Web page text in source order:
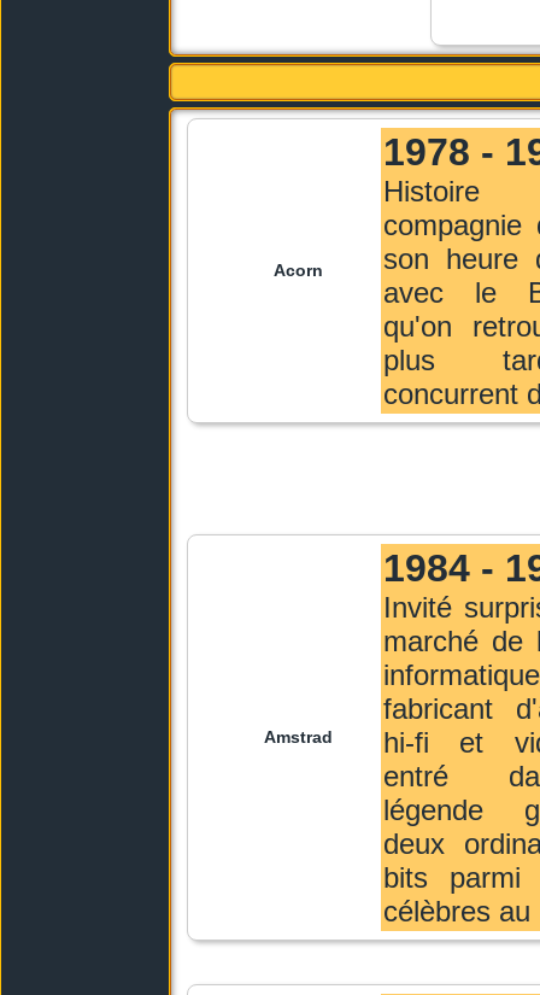
Acorn
1978 -
son heure
avec le
qu'on
plus
concurrent
Amstrad
1984 -
Invité
marché de
fabricant
hi-fi et
entré
légende
deux
bits parmi
célèbres au